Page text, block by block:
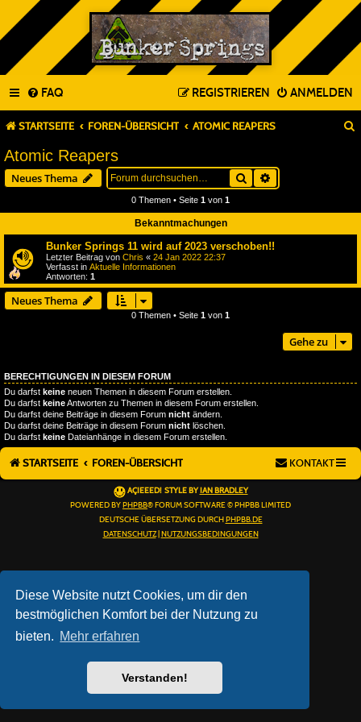
Diese Website nutzt Cookies, um dir den
bestmöglichen Komfort bei der Nutzung zu
bieten. Mehr erfahren
Verstanden!
FAQ ANMELDEN
REGISTRIEREN
STARTSEITE FOREN-ÜBERSICHT ATOMIC REAPERS
Atomic Reapers
Neues Thema Suche
0 Themen • Seite 1 von 1
Bekanntmachungen
Bunker Springs 11 wird auf 2023 verschoben!!
Letzter Beitrag von Chris « 24 Jan 2022 22:37
Verfasst in Aktuelle Informationen
Antworten: 1
Neues Thema
0 Themen • Seite 1 von 1
Gehe zu
BERECHTIGUNGEN IN DIESEM FORUM
Du darfst keine neuen Themen in diesem Forum erstellen.
Du darfst keineAntworten zu Themen in diesem Forum erstellen.
Du darfst deine Beiträge in diesem Forum nicht ändern.
Du darfst deine Beiträge in diesem Forum nicht löschen.
Du darfst keine Dateianhänge in diesem Forum erstellen.
STARTSEITE FOREN-ÜBERSICHT KONTAKT
AÇIEEED! STYLE BY IAN BRADLEY
POWERED BY PHPBB® FORUM SOFTWARE © PHPBB LIMITED
DEUTSCHE ÜBERSETZUNG DURCH PHPBB.DE
DATENSCHUTZ| NUTZUNGSBEDINGUNGEN